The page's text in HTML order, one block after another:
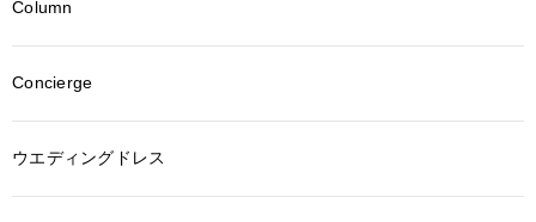
Column
Concierge
ウエディングドレス